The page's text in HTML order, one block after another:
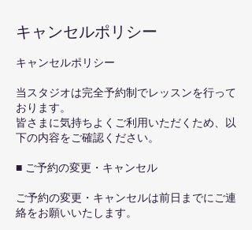
キャンセルポリシー
キャンセルポリシー
当スタジオは完全予約制でレッスンを行って
おります。
皆さまに気持ちよくご利用いただくため、以
下の内容をご確認ください。
■ ご予約の変更・キャンセル
ご予約の変更・キャンセルは前日までにご連
絡をお願いいたします。